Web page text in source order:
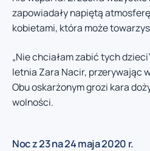
zapowiadały napiętą
kobietami, która może
„Nie chciałam zabić tych
letnia Zara Nacir, przerywając
Obu oskarżonym grozi kara
wolności.
Noc z 23 na 24 maja 2020 r.